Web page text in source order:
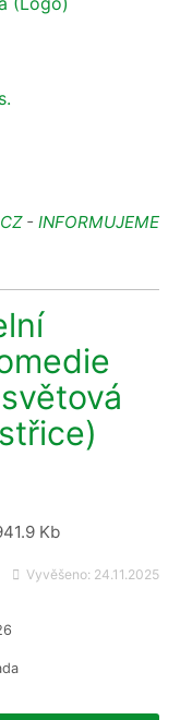
CZ- INFORMUJEME
Kb
Vyvěšeno: 24.11.2025